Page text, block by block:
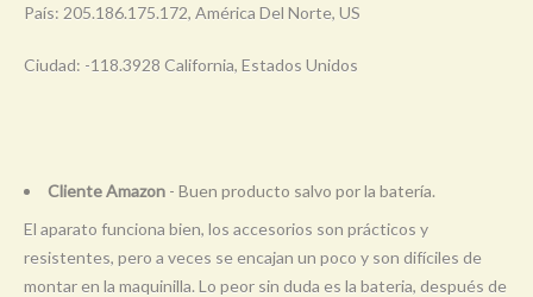
País: 205.186.175.172, América Del Norte, US
Ciudad: -118.3928 California, Estados Unidos
Cliente Amazon - Buen producto salvo por la batería.
El aparato funciona bien, los accesorios son prácticos y
resistentes, pero a veces se encajan un poco y son difíciles de
montar en la maquinilla. Lo peor sin duda es la bateria, después de